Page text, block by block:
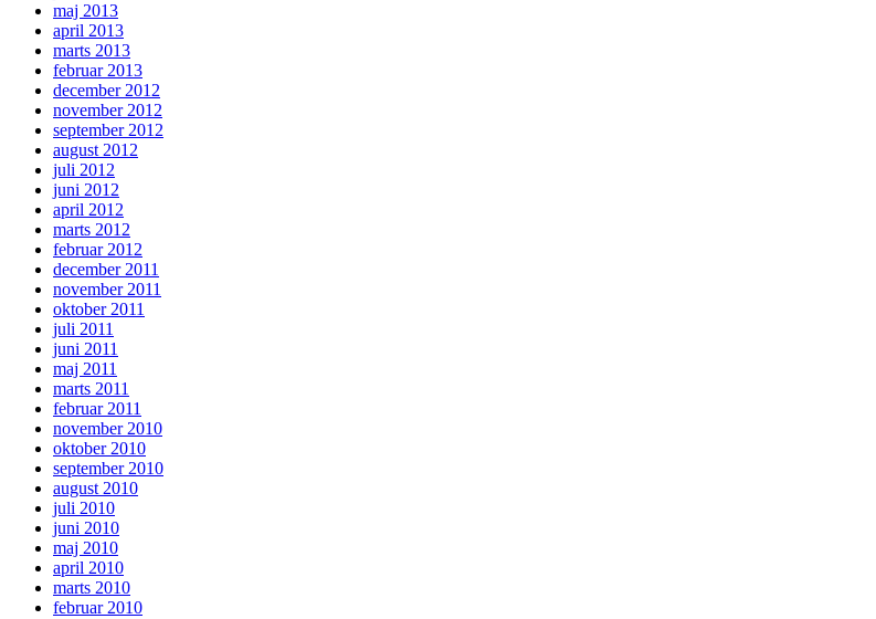
maj 2013
april 2013
marts 2013
februar 2013
december 2012
november 2012
september 2012
august 2012
juli 2012
juni 2012
april 2012
marts 2012
februar 2012
december 2011
november 2011
oktober 2011
juli 2011
juni 2011
maj 2011
marts 2011
februar 2011
november 2010
oktober 2010
september 2010
august 2010
juli 2010
juni 2010
maj 2010
april 2010
marts 2010
februar 2010